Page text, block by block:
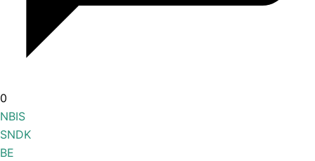
0
NBIS
SNDK
BE